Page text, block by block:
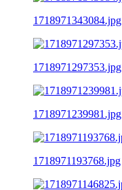
1718971343084.jpg
1718971297353.jpg
1718971239981.jpg
1718971193768.jpg